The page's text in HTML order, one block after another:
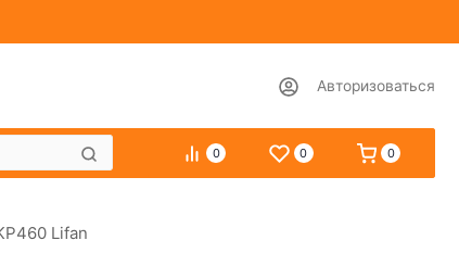
Авторизоваться
0 0 0
Lifan